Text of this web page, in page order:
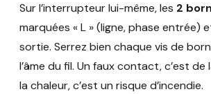
Sur l’interrupteur lui-même, les 2
marquées « L » (ligne, phase entrée)
sortie. Serrez bien chaque vis de
l’âme du fil. Un faux contact, c’est de
la chaleur, c’est un risque d’incendie.